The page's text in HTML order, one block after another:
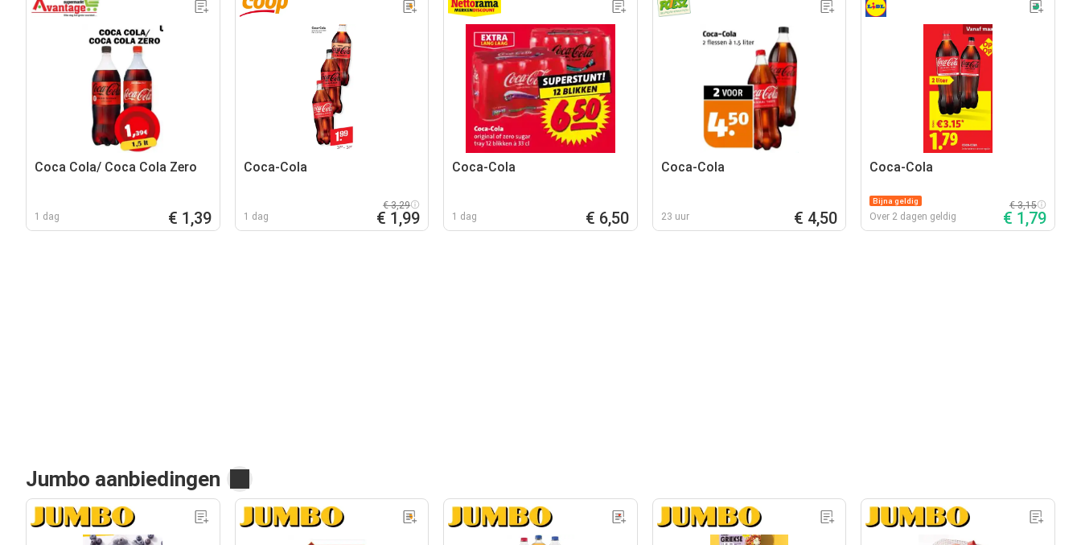
Coca Cola/ Coca Cola Zero
1 dag € 1,39
Coca-Cola
1 dag
€ 3,29
€ 1,99
Coca-Cola
1 dag € 6,50
Coca-Cola
23 uur € 4,50
Coca-Cola
Bijna geldig
Over 2 dagen geldig
€ 3,15
€ 1,79
Jumbo aanbiedingen